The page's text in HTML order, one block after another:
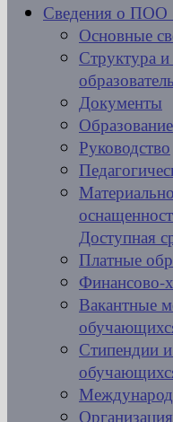
Сведения о
Основные
Структура
Документы
Образование
Руководство
Доступная
Платные
Финансово-
Вакантные
Стипендии